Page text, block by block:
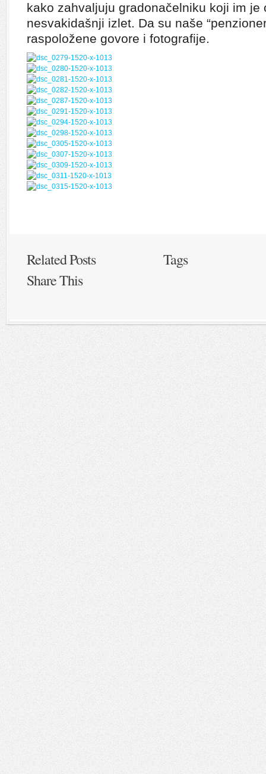
kako zahvaljuju gradonačelniku koji im je
nesvakidašnji izlet. Da su naše
raspoložene govore i fotografije.
Related Posts
Tags
Share This